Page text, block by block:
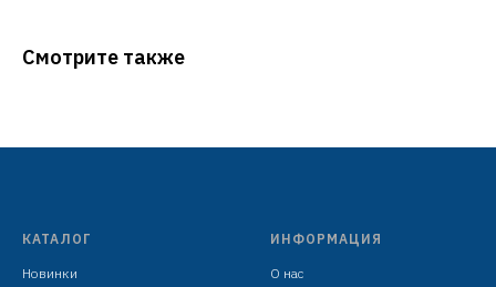
Смотрите также
КАТАЛОГ
Новинки
ИНФОРМАЦИЯ
О нас